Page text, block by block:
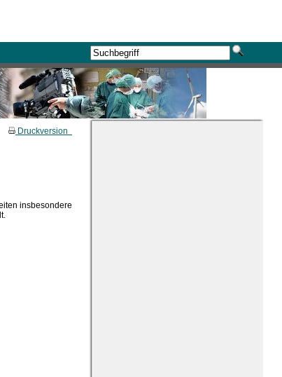
Druckversion
insbesondere